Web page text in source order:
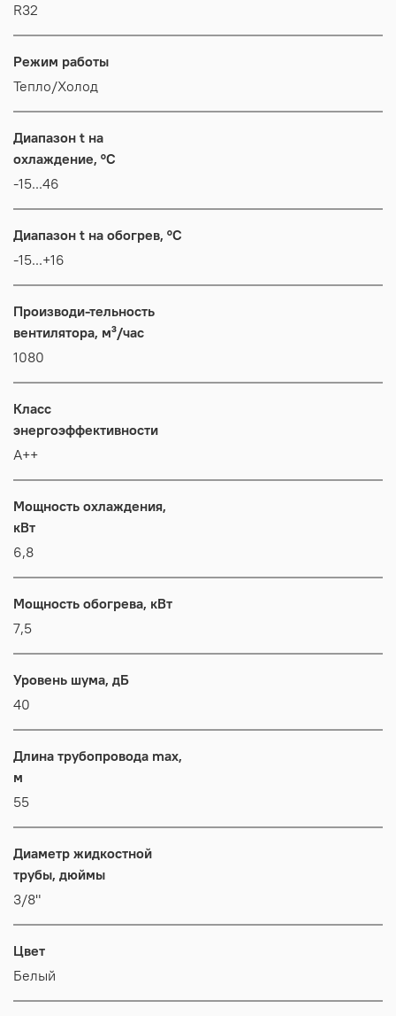
R32
Режим работы
Тепло/Холод
Диапазон t на
охлаждение, °C
-15...46
Диапазон t на обогрев, °C
-15...+16
Производи-тельность
вентилятора, м³/час
1080
Класс
энергоэффективности
А++
Мощность охлаждения,
кВт
6,8
Мощность обогрева, кВт
7,5
Уровень шума, дБ
40
Длина трубопровода max,
м
55
Диаметр жидкостной
трубы, дюймы
3/8"
Цвет
Белый